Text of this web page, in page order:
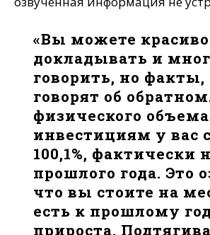
«Вы можете красиво
докладывать и
говорить, но
говорят об
физического
инвестициям у вас
100,1%, фактически
прошлого года. Это
что вы стоите на
есть к прошлому
прироста.